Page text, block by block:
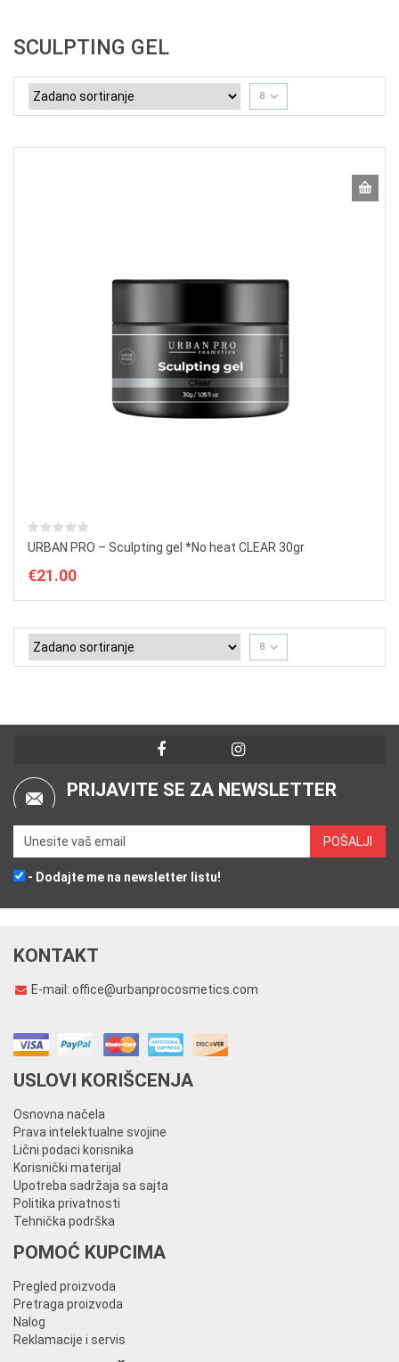
SCULPTING GEL
8
URBAN PRO – Sculpting gel *No heat CLEAR 30gr
€21.00
8
PRIJAVITE SE ZA NEWSLETTER
- Dodajte me na newsletter listu!
KONTAKT
E-mail: office@urbanprocosmetics.com
USLOVI KORIŠCENJA
Osnovna načela
Prava intelektualne svojine
Lični podaci korisnika
Korisnički materijal
Upotreba sadržaja sa sajta
Politika privatnosti
Tehnička podrška
POMOĆ KUPCIMA
Pregled proizvoda
Pretraga proizvoda
Nalog
Reklamacije i servis